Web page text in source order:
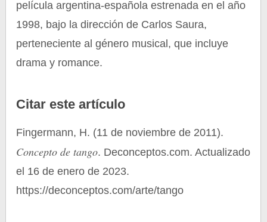
película argentina-española estrenada en el año
1998, bajo la dirección de Carlos Saura,
perteneciente al género musical, que incluye
drama y romance.
Citar este artículo
Fingermann, H. (11 de noviembre de 2011).
Concepto de tango. Deconceptos.com. Actualizado
el 16 de enero de 2023.
https://deconceptos.com/arte/tango